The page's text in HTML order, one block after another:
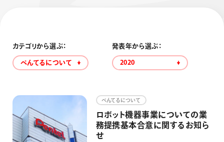
ブラッシュ（筆）
その他
採用情報
運営会社
カテゴリから選ぶ：
ぺんてるについて
発表年から選ぶ：
2020
ぺんてるについて
ロボット機器事業についての業
務提携基本合意に関するお知ら
せ